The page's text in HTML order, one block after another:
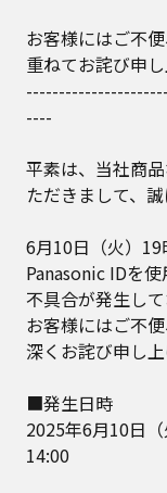
お客様にはご不
重ねてお詫び申し
----
平素は、当社商
ただきまして、
6月10日（火）
Panasonic IDを
不具合が発生して
お客様にはご不
深くお詫び申し上
■発生日時
2025年6月10日
14:00